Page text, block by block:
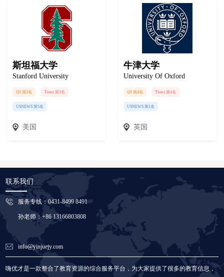
斯坦福大学
Stanford University
QS 第3名 Times 第3名
USNEWS 第5名
美国
牛津大学
University Of Oxford
QS 第4名 Times 第4名
USNEWS 第1名
英国
嗨优才是一款整合了教育资源的综合服务平台，为大家提供了很多的教育信息，
联系我们
服务专线：0431-8499 8491
孙老师：+86 13166803808
info@yinjuejy.com